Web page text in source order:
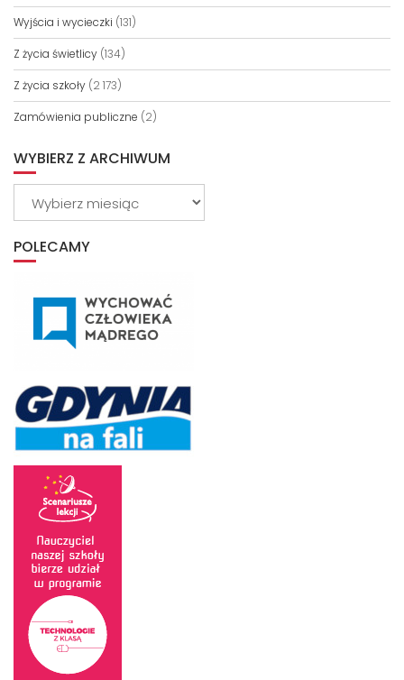
Wyjścia i wycieczki (131)
Z życia świetlicy (134)
Z życia szkoły (2 173)
Zamówienia publiczne (2)
WYBIERZ Z ARCHIWUM
POLECAMY